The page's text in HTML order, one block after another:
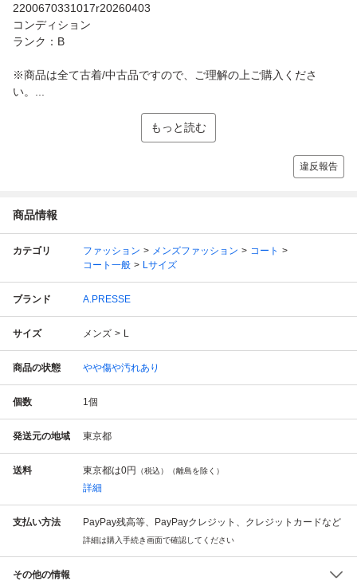
2200670331017r20260403
コンディション
ランク：B
※商品は全て古着/中古品ですので、ご理解の上ご購入くださ
い。...
もっと読む
違反報告
商品情報
カテゴリ ファッション メンズファッション
コート
コート一般
Lサイズ
ブランド A.PRESSE
サイズ メンズ L
商品の状態 やや傷や汚れあり
個数 1個
発送元の地域 東京都
送料 東京都は0円 （税込）（離島を除く）
詳細
支払い方法 PayPay残高等、PayPayクレジット、クレジットカードなど
詳細は購入手続き画面で確認してください
その他の情報